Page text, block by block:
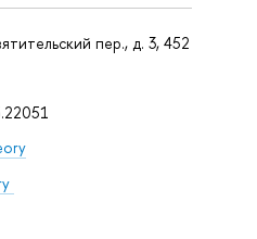
пер., д. 3, 452